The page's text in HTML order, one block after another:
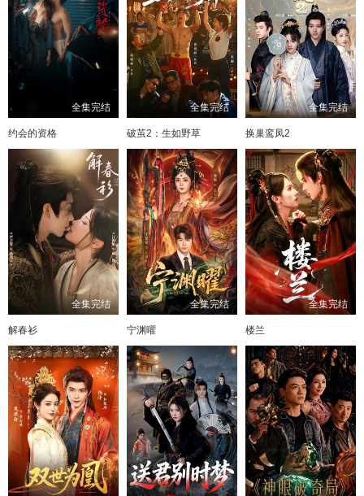
65 66 67 68
69 70 71 72
74 75 76
77 78 79 80
81 82 83 84
85 86 87
全集完结
约会的资格
全集完结
破茧2：生如野草
全集完结
换巢鸾凤2
全集完结
解春衫
全集完结
宁渊曜
全集完结
楼兰